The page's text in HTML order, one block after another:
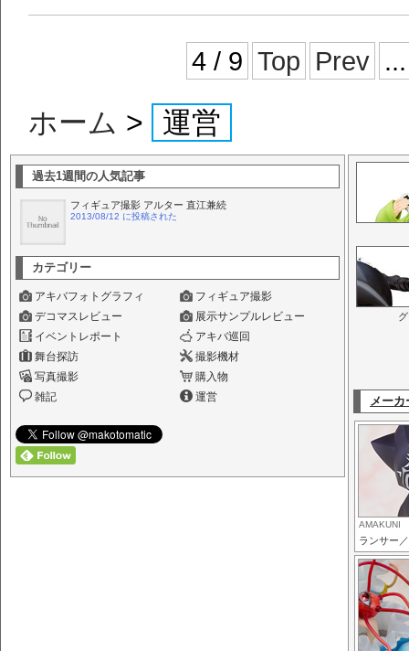
4 / 9 Top Prev ...
ホーム > 運営
過去1週間の人気記事
フィギュア撮影 アルター 直江兼続
2013/08/12 に投稿された
カテゴリー
アキバフォトグラフィ
フィギュア撮影
デコマスレビュー
展示サンプルレビュー
イベントレポート
アキバ巡回
舞台探訪
撮影機材
写真撮影
購入物
雑記
運営 メー
AMAKUNI
ランサー